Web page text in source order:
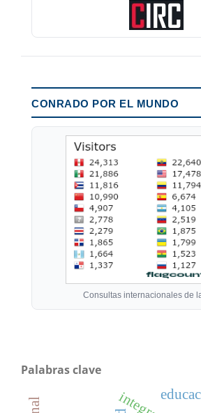
CONRADO POR EL MUNDO
Consultas internacionales de
Palabras clave